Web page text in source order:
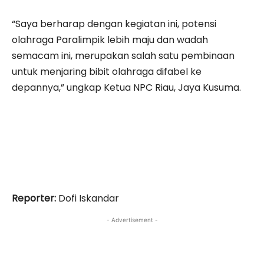
“Saya berharap dengan kegiatan ini, potensi
olahraga Paralimpik lebih maju dan wadah
semacam ini, merupakan salah satu pembinaan
untuk menjaring bibit olahraga difabel ke
depannya,” ungkap Ketua NPC Riau, Jaya Kusuma.
Reporter: Dofi Iskandar
- Advertisement -